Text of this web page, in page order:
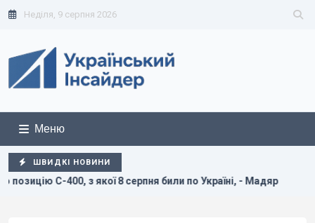
Неділя, 9 серпня 2026
Меню
ШВИДКІ НОВИНИ
8 серпня били по Україні, - Мадяр Дві океанічні